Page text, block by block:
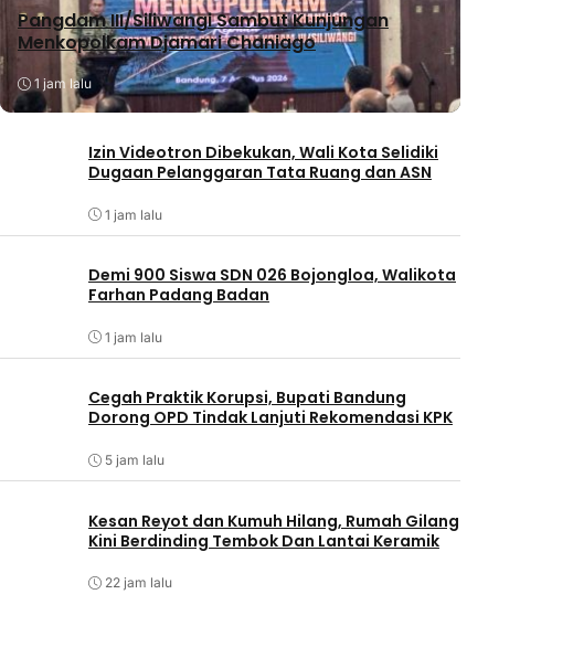
Pangdam III/Siliwangi Sambut Kunjungan
Menkopolkam Djamari Chaniago
1 jam lalu
Izin Videotron Dibekukan, Wali Kota Selidiki
Dugaan Pelanggaran Tata Ruang dan ASN
1 jam lalu
Demi 900 Siswa SDN 026 Bojongloa, Walikota
Farhan Padang Badan
1 jam lalu
Cegah Praktik Korupsi, Bupati Bandung
Dorong OPD Tindak Lanjuti Rekomendasi KPK
5 jam lalu
Kesan Reyot dan Kumuh Hilang, Rumah Gilang
Kini Berdinding Tembok Dan Lantai Keramik
22 jam lalu